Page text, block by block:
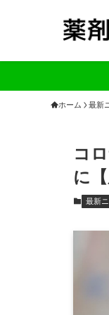
ホーム 最新
コ
に【
最新